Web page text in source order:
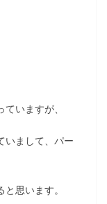
いますが、
いまして、パー
思います。